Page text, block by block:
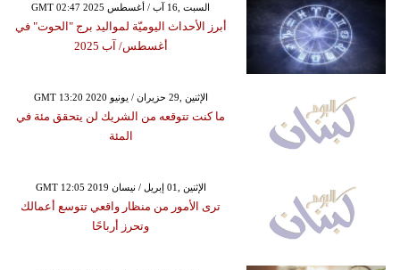
GMT 02:47 2025 السبت ,16 آب / أغسطس
أبرز الأحداث اليوميّة لمواليد برج "الحوت" في
أغسطس/ آب 2025
GMT 13:20 2020 الإثنين ,29 حزيران / يونيو
ما كنت تتوقعه من الشريك لن يتحقق مئة في
المئة
GMT 12:05 2019 الإثنين ,01 إبريل / نيسان
ترى الأمور من منظار واقعي تتوسع أعمالك
وتحرز أرباحًا